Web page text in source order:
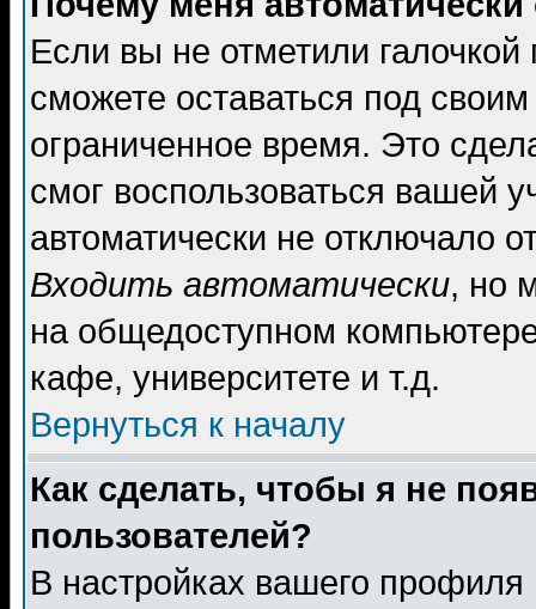
Если вы не отметили галочкой
сможете оставаться под
ограниченное время. Это
смог воспользоваться вашей
автоматически не отключало
Входить автоматически, но
на общедоступном
кафе, университете и т.д.
Вернуться к началу
Как сделать, чтобы я не
пользователей?
В настройках вашего